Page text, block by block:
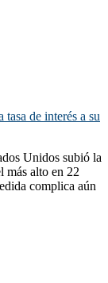
de interés a su
Unidos subió la
más alto en 22
complica aún